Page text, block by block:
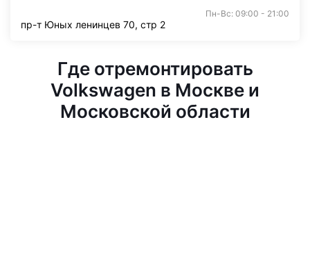
Пн-Вс: 09:00 - 21:00
пр-т Юных ленинцев 70, стр 2
Где отремонтировать
Volkswagen в Москве и
Московской области